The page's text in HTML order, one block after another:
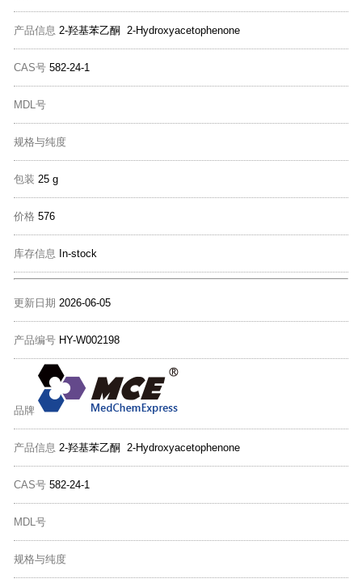
产品信息 2-羟基苯乙酮 2-Hydroxyacetophenone
CAS号 582-24-1
MDL号
规格与纯度
包装 25 g
价格 576
库存信息 In-stock
更新日期 2026-06-05
产品编号 HY-W002198
品牌
产品信息 2-羟基苯乙酮 2-Hydroxyacetophenone
CAS号 582-24-1
MDL号
规格与纯度